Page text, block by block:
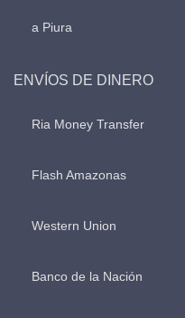
a Piura
ENVÍOS DE DINERO
Ria Money Transfer
Flash Amazonas
Western Union
Banco de la Nación